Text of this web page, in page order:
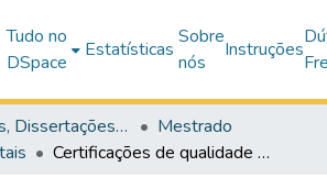
Tudo no
DSpace
Estatísticas
Sobre
nós
Instruções
Monografias, Dissertações e Teses
Mestrado
Certificações de qualidade em usinas de cana-de-açúcar = quality certifications in sugar cane mills